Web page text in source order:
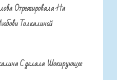
Отреагировала На
Толкалиной
Сделала Шокирующее